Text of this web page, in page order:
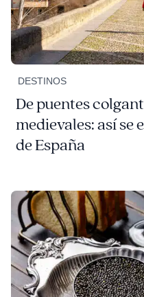
DESTINOS
De puentes
medievales: así se
de España